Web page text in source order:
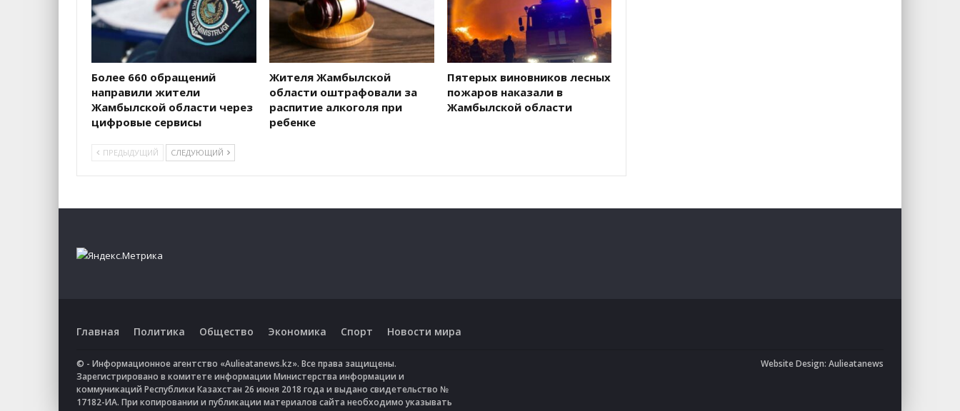
Более 660 обращений
направили жители
Жамбылской области через
цифровые сервисы
Жителя Жамбылской
области оштрафовали за
распитие алкоголя при
ребенке
Пятерых виновников лесных
пожаров наказали в
Жамбылской области
ПРЕДЫДУЩИЙ СЛЕДУЮЩИЙ
Главная Политика Общество Экономика Спорт Новости мира
© - Информационное агентство «Aulieatanews.kz». Все права защищены.
Зарегистрировано в комитете информации Министерства информации и
коммуникаций Республики Казахстан 26 июня 2018 года и выдано свидетельство №
17182-ИА. При копировании и публикации материалов сайта необходимо указывать
Website Design: Aulieatanews